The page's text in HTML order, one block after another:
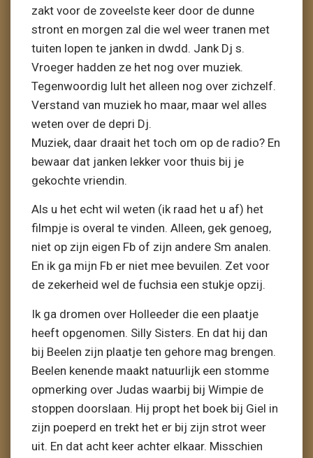
zakt voor de zoveelste keer door de dunne
stront en morgen zal die wel weer tranen met
tuiten lopen te janken in dwdd. Jank Dj s.
Vroeger hadden ze het nog over muziek.
Tegenwoordig lult het alleen nog over zichzelf.
Verstand van muziek ho maar, maar wel alles
weten over de depri Dj.
Muziek, daar draait het toch om op de radio? En
bewaar dat janken lekker voor thuis bij je
gekochte vriendin.
Als u het echt wil weten (ik raad het u af) het
filmpje is overal te vinden. Alleen, gek genoeg,
niet op zijn eigen Fb of zijn andere Sm analen.
En ik ga mijn Fb er niet mee bevuilen. Zet voor
de zekerheid wel de fuchsia een stukje opzij.
Ik ga dromen over Holleeder die een plaatje
heeft opgenomen. Silly Sisters. En dat hij dan
bij Beelen zijn plaatje ten gehore mag brengen.
Beelen kenende maakt natuurlijk een stomme
opmerking over Judas waarbij bij Wimpie de
stoppen doorslaan. Hij propt het boek bij Giel in
zijn poeperd en trekt het er bij zijn strot weer
uit. En dat acht keer achter elkaar. Misschien